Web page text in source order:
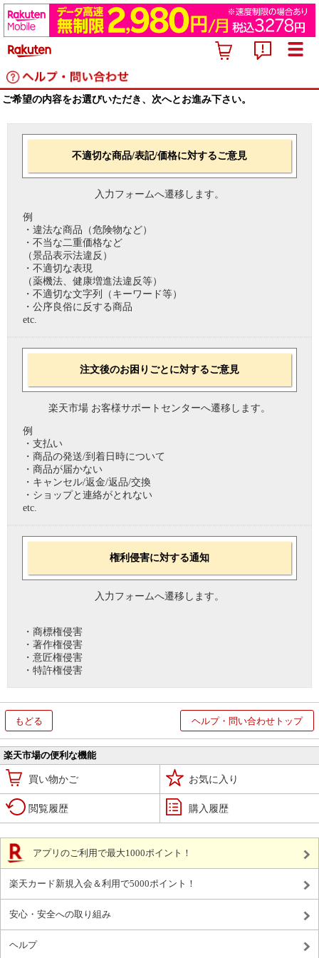
ご希望の内容をお選びいただき、次へとお進み下さい。
不適切な商品/表記/価格に対するご意見
入力フォームへ遷移します。
例
・違法な商品（危険物など）
・不当な二重価格など
（景品表示法違反）
・不適切な表現
（薬機法、健康増進法違反等）
・不適切な文字列（キーワード等）
・公序良俗に反する商品
etc.
注文後のお困りごとに対するご意見
楽天市場 お客様サポートセンターへ遷移します。
例
・支払い
・商品の発送/到着日時について
・商品が届かない
・キャンセル/返金/返品/交換
・ショップと連絡がとれない
etc.
権利侵害に対する通知
入力フォームへ遷移します。
・商標権侵害
・著作権侵害
・意匠権侵害
・特許権侵害
もどる ヘルプ・問い合わせトップ
楽天市場の便利な機能
買い物かご お気に入り
閲覧履歴 購入履歴
アプリのご利用で最大1000ポイント！
楽天カード新規入会＆利用で5000ポイント！
安心・安全への取り組み
ヘルプ